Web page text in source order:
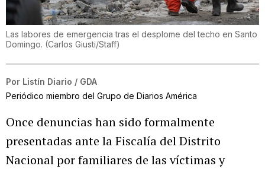
Las labores de emergencia tras el desplome del techo en Santo
Domingo. (Carlos Giusti/Staff)
Por Listín Diario / GDA
Periódico miembro del Grupo de Diarios América
Once denuncias han sido formalmente
presentadas ante la Fiscalía del Distrito
Nacional por familiares de las víctimas y